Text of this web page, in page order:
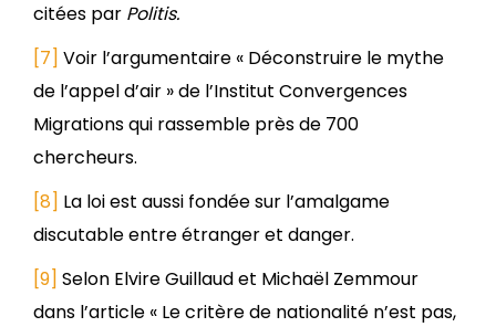
citées par Politis.
[7] Voir l’argumentaire « Déconstruire le mythe
de l’appel d’air » de l’Institut Convergences
Migrations qui rassemble près de 700
chercheurs.
[8] La loi est aussi fondée sur l’amalgame
discutable entre étranger et danger.
[9] Selon Elvire Guillaud et Michaël Zemmour
dans l’article « Le critère de nationalité n’est pas,